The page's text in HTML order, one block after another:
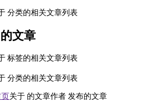
分类的相关文章列表
的文章
标签的相关文章列表
分类的相关文章列表
页关于 的文章作者 发布的文章